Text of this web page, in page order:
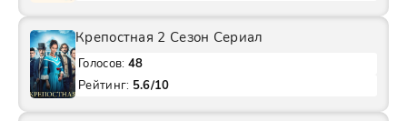
Крепостная 2 Сезон Сериал
Голосов: 48
Рейтинг: 5.6/10